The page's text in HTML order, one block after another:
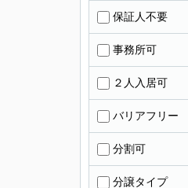
保証人不要
事務所可
２人入居可
バリアフリー
分割可
分譲タイプ